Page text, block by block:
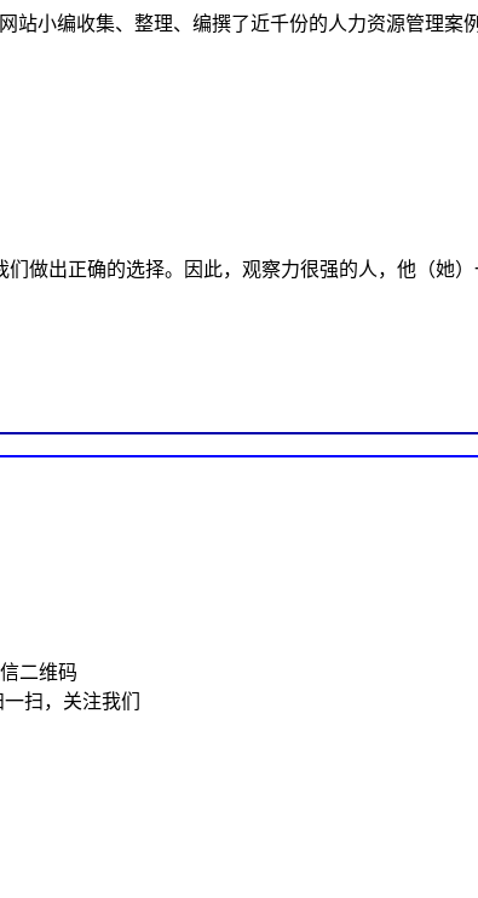
站小编收集、整理、编撰了近千份的人力资源管理案
做出正确的选择。因此，观察力很强的人，他（她）
扫，关注我们